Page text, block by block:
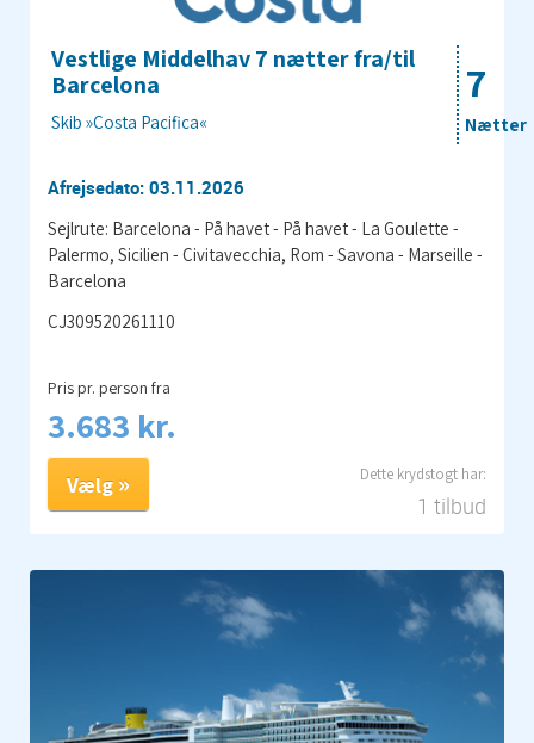
7
Nætter
Vestlige Middelhav 7 nætter fra/til
Barcelona
Skib »Costa Pacifica«
Afrejsedato: 03.11.2026
Sejlrute: Barcelona - På havet - På havet - La Goulette -
Palermo, Sicilien - Civitavecchia, Rom - Savona - Marseille -
Barcelona
CJ309520261110
Pris pr. person fra
3.683 kr.
1 tilbud
Vælg